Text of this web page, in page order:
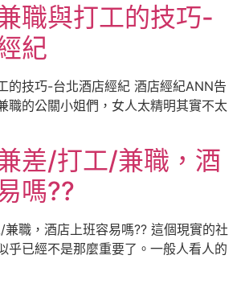
職與打工的技巧-
紀
的技巧-台北酒店經紀 酒店經紀ANN告
職的公關小姐們，女人太精明其實不太
差/打工/兼職，酒
嗎??
職，酒店上班容易嗎?? 這個現實的社
乎已經不是那麼重要了。一般人看人的